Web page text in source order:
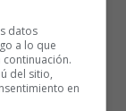
datos
a lo que
del sitio,
en